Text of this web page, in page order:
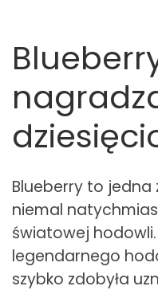
Blueberry to
niemal
światowej
legendarnego
szybko zdobyła